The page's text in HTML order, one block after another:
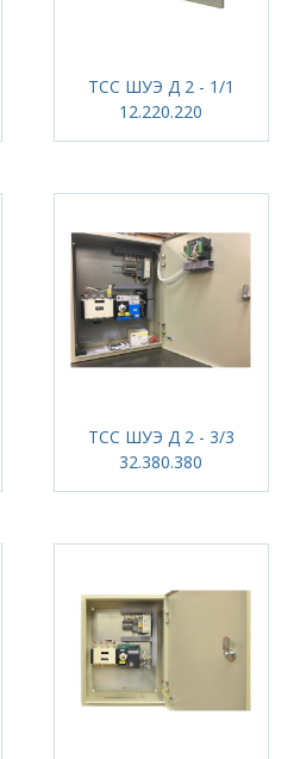
ТСС ШУЭ Д 2 - 1/1
12.220.220
ТСС ШУЭ Д 2 - 3/3
32.380.380